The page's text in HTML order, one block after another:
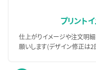
プリント
仕上がりイメージや注文明
願いします(デザイン修正は2